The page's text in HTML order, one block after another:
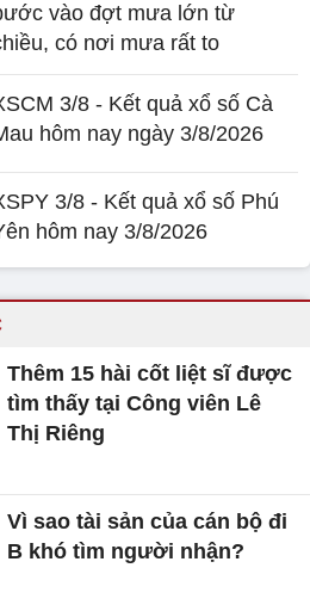
vào đợt mưa lớn từ
có nơi mưa rất to
3/8 - Kết quả xổ số Cà
hôm nay ngày 3/8/2026
3/8 - Kết quả xổ số Phú
hôm nay 3/8/2026
Thêm 15 hài cốt liệt sĩ được
tìm thấy tại Công viên Lê
Thị Riêng
Vì sao tài sản của cán bộ đi
B khó tìm người nhận?